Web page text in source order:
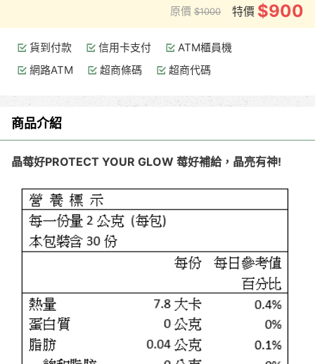
原價 $1000 特價 $900
貨到付款 信用卡支付
ATM櫃員機
網路ATM
超商條碼 超商代碼
商品介紹
晶莓好PROTECT YOUR GLOW 莓好補給，晶亮有神!